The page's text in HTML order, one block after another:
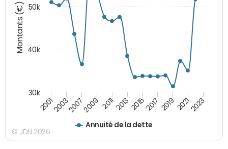
Montants (€)
Annuité de la dette
2001200320072009 20112013 20152017 2019 20212023
30k
40k
50k
© JDN 2026